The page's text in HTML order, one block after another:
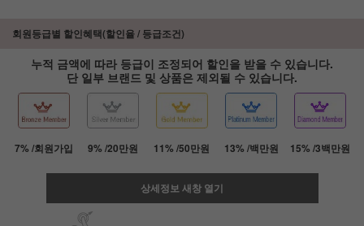
회원등급별 할인혜택(할인율 / 등급조건)
누적 금액에 따라 등급이 조정되어 할인을 받을 수 있습니다.
단 일부 브랜드 및 상품은 제외될 수 있습니다.
7% /회원가입 9% /20만원 11% /50만원 13% /백만원 15% /3백만원
상세정보 새창 열기